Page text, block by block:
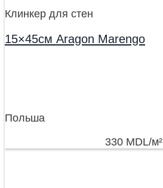
Клинкер для стен
15×45см Aragon Marengo
Польша
330 MDL/м²